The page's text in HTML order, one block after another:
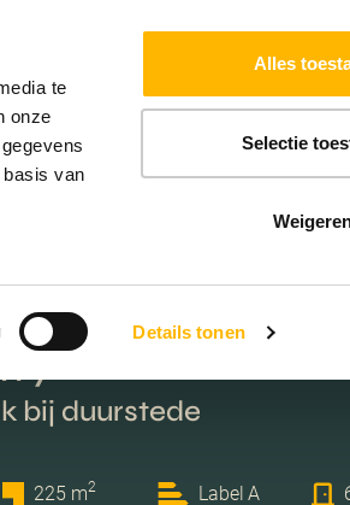
te
onze
van
Details tonen
Alles
Selectie
EXTRA DIENSTEN
7
bij duurstede
225 m2 Label A